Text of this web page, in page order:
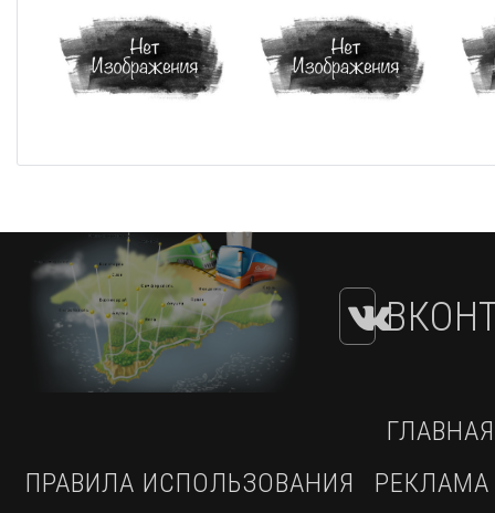
ГЛАВНАЯ
ПРАВИЛА ИСПОЛЬЗОВАНИЯ
РЕКЛАМА